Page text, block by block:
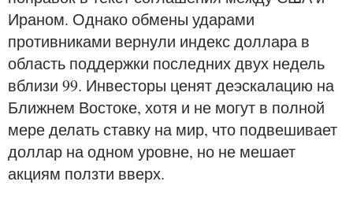
Ираном. Однако обмены ударами
противниками вернули индекс доллара в
область поддержки последних двух недель
вблизи 99. Инвесторы ценят деэскалацию на
Ближнем Востоке, хотя и не могут в полной
мере делать ставку на мир, что подвешивает
доллар на одном уровне, но не мешает
акциям ползти вверх.